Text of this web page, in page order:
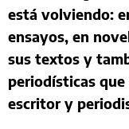
está volviendo:
ensayos, en
sus textos y
periodísticas que
escritor y